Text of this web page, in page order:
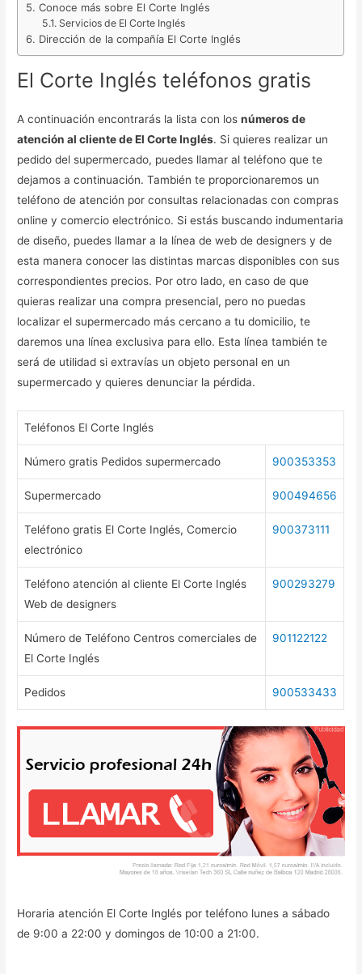
Conoce más sobre El Corte Inglés
Servicios de El Corte Inglés
Dirección de la compañía El Corte Inglés
El Corte Inglés teléfonos gratis
A continuación encontrarás la lista con losnúmeros de
atención al cliente de El Corte Inglés. Si quieres realizar un
pedido del supermercado, puedes llamar al teléfono que te
dejamos a continuación. También te proporcionaremos un
teléfono de atención por consultas relacionadas con compras
online y comercio electrónico. Si estás buscando indumentaria
de diseño, puedes llamar a la línea de web de designers y de
esta manera conocer las distintas marcas disponibles con sus
correspondientes precios. Por otro lado, en caso de que
quieras realizar una compra presencial, pero no puedas
localizar el supermercado más cercano a tu domicilio, te
daremos una línea exclusiva para ello. Esta línea también te
será de utilidad si extravías un objeto personal en un
supermercado y quieres denunciar la pérdida.
Teléfonos El Corte Inglés
Número gratis Pedidos supermercado 900353353
Supermercado 900494656
Teléfono gratis El Corte Inglés, Comercio
electrónico
900373111
Teléfono atención al cliente El Corte Inglés
Web de designers
900293279
Número de Teléfono Centros comerciales de
El Corte Inglés
901122122
Pedidos 900533433
Horaria atención El Corte Inglés por teléfono lunes a sábado
de 9:00 a 22:00 y domingos de 10:00 a 21:00.